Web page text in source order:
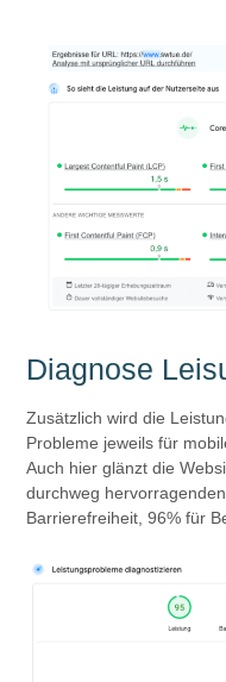
Diagnose
Zusätzlich wird die
Probleme jeweils für
Auch hier glänzt die
durchweg
Barrierefreiheit, 96% für